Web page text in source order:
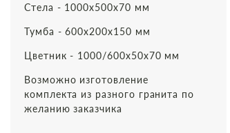
Стела - 1000х500х70 мм
Тумба - 600х200х150 мм
Цветник - 1000/600х50х70 мм
Возможно изготовление
комплекта из разного гранита по
желанию заказчика